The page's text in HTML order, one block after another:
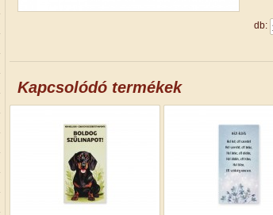
db:
Kapcsolódó termékek